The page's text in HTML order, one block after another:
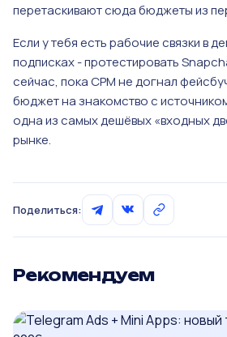
перетаскивают сюда бюджеты из
Если у тебя есть рабочие связки в
подписках - протестировать
сейчас, пока CPM не догнал
бюджет на знакомство с
одна из самых дешёвых «входных
рынке.
Поделиться:
Рекомендуем